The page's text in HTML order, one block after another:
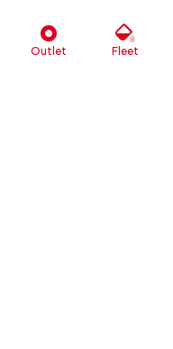
Outlet Fleet